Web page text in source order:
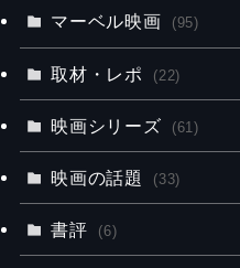
マーベル映画 (95)
取材・レポ (22)
映画シリーズ (61)
映画の話題 (33)
書評 (6)